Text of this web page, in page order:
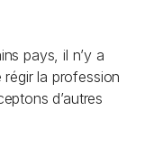
pays, il n’y a
la profession
d’autres